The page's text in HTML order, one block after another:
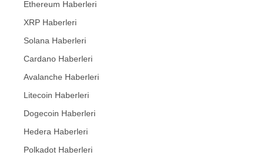
Ethereum Haberleri
XRP Haberleri
Solana Haberleri
Cardano Haberleri
Avalanche Haberleri
Litecoin Haberleri
Dogecoin Haberleri
Hedera Haberleri
Polkadot Haberleri